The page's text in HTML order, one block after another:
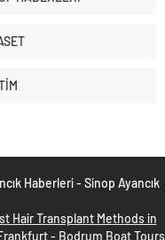
Haberleri - Sinop Ayancık
Hair Transplant Methods in
- Bodrum Boat Tours